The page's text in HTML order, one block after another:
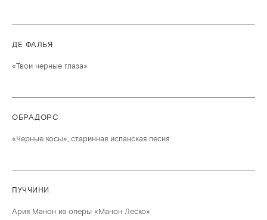
ДЕ ФАЛЬЯ
«Твои черные глаза»
ОБРАДОРС
«Черные косы», старинная испанская песня
ПУЧЧИНИ
Ария Манон из оперы «Манон Леско»